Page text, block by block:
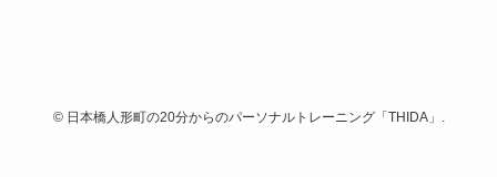
©日本橋人形町の20分からのパーソナルトレーニング「THIDA」.